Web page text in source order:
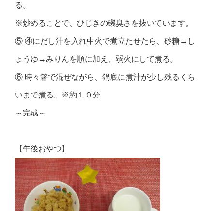
る。
※炒めることで、ひじきの磯臭さを抜いています。
⑤ ④にだし汁を入れ中火で煮立たせたら、砂糖→し
ょうゆ→みりんを順に加え、弱火にして煮る。
⑥ 時々箸で混ぜながら、鍋底に煮汁が少し残るくら
いまで煮る。※約１０分
～完成～
【午後おやつ】